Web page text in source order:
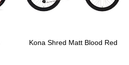
Kona Shred Matt Blood Red